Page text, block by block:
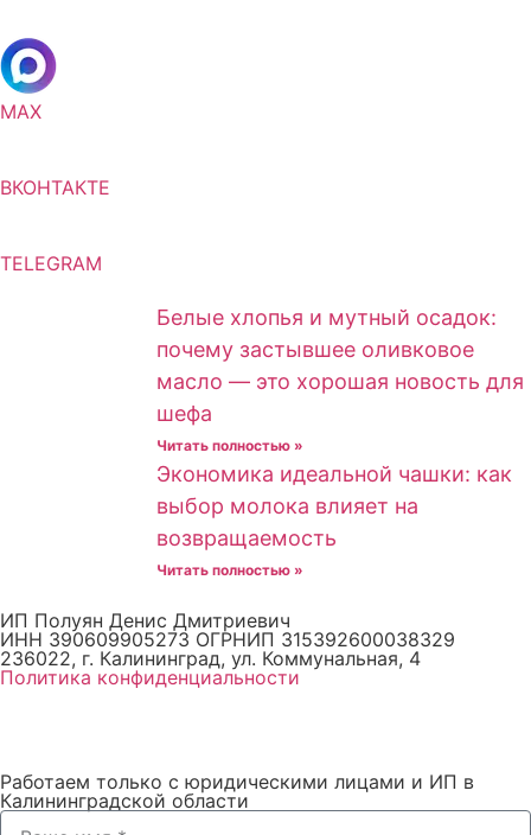
MAX
ВКОНТАКТЕ
TELEGRAM
Белые хлопья и мутный осадок:
почему застывшее оливковое
масло — это хорошая новость для
шефа
Читать полностью »
Экономика идеальной чашки: как
выбор молока влияет на
возвращаемость
Читать полностью »
ИП Полуян Денис Дмитриевич
ИНН 390609905273 ОГРНИП 315392600038329
236022, г. Калининград, ул. Коммунальная, 4
Политика конфиденциальности
Работаем только с юридическими лицами и ИП в
Калининградской области